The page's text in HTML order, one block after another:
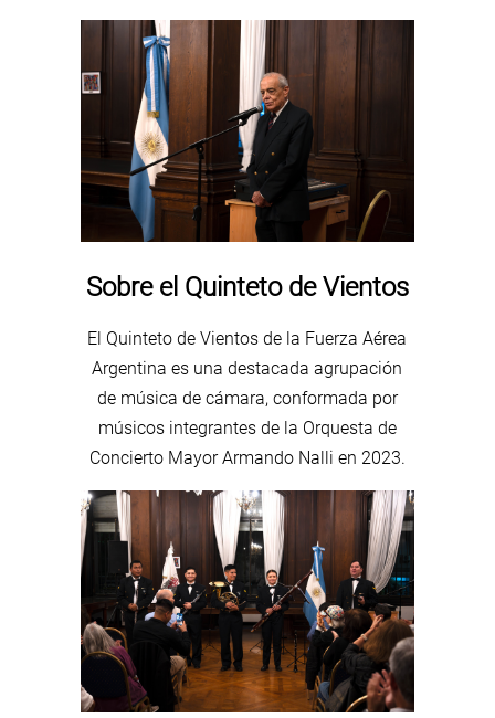
Sobre el Quinteto de Vientos
El Quinteto de Vientos de la Fuerza Aérea
Argentina es una destacada agrupación
de música de cámara, conformada por
músicos integrantes de la Orquesta de
Concierto Mayor Armando Nalli en 2023.